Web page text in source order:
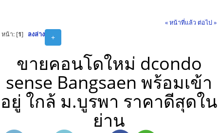
« หน้าที่แล้ว ต่อไป »
+
หน้า: [1] ลงล่าง
ขายคอนโดใหม่ dcondo
sense Bangsaen พร้อมเข้า
อยู่ ใกล้ ม.บูรพา ราคาดีสุดใน
ย่าน